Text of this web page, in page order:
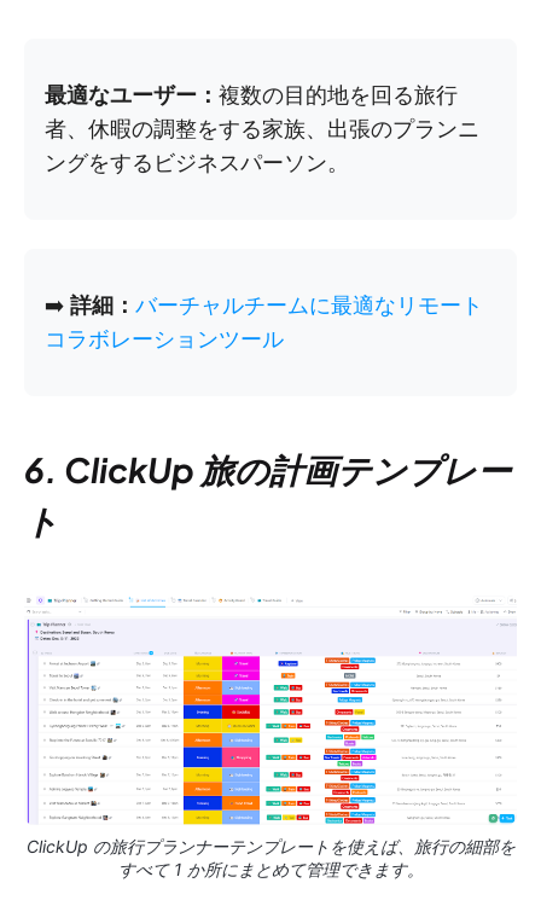
最適なユーザー： 複数の目的地を回る旅行
者、休暇の調整をする家族、出張のプランニ
ングをするビジネスパーソン。
➡️ 詳細： バーチャルチームに最適なリモート
コラボレーションツール
6. ClickUp 旅の計画テンプレー
ト
ClickUp の旅行プランナーテンプレートを使えば、旅行の細部を
すべて 1 か所にまとめて管理できます。